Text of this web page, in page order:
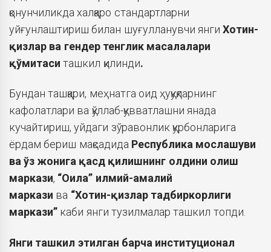
қонунчиликда халқаро стандартларни
уйғунлаштириш билан шуғулланувчи янги Хотин-
қизлар ва гендер тенглик масалалари
қўмитаси ташкил қилинди.
Бундан ташқари, меҳнатга оид ҳуқуқларнинг
кафолатлари ва қўллаб-қувватлашни янада
кучайтириш, уйдаги зўравонлик қурбонларига
ёрдам бериш мақсадида Республика мослашуви
ва ўз жонига қасд қилишнинг олдини олиш
маркази, “Оила” илмий-амалий
маркази ва “Хотин-қизлар тадбиркорлиги
маркази” каби янги тузилмалар ташкил топди.
Янги ташкил этилган барча институционал